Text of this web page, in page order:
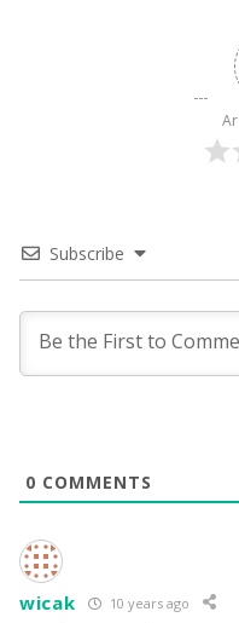
Subscribe
0 COMMENTS
wicak 10 years ago